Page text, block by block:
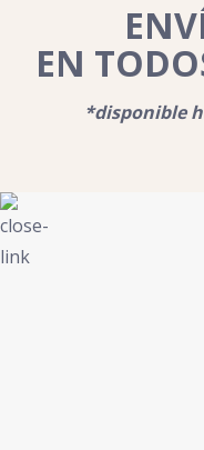
EN
*disponible